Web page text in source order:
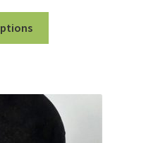
variations.
Les
options